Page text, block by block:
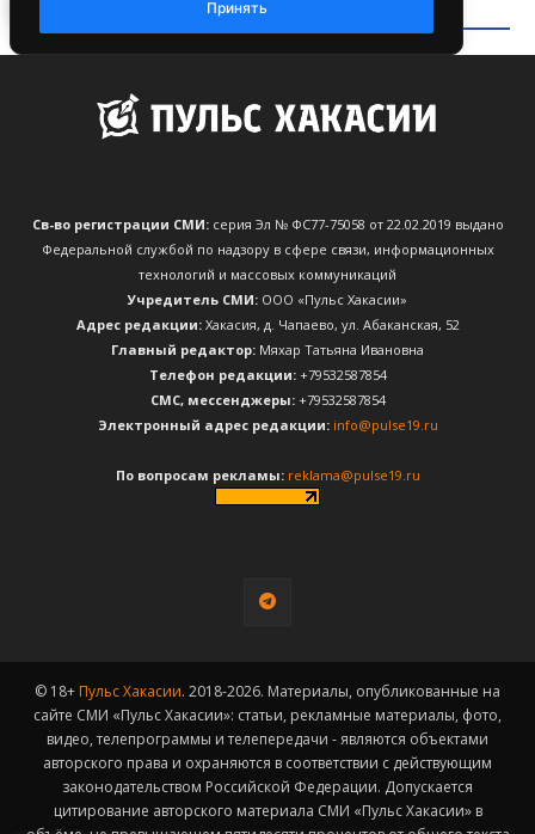
Св-во регистрации СМИ:серия Эл № ФС77-75058 от 22.02.2019 выдано
Федеральной службой по надзору в сфере связи, информационных
технологий и массовых коммуникаций
Учредитель СМИ: ООО «Пульс Хакасии»
Адрес редакции:Хакасия, д. Чапаево, ул. Абаканская, 52
Главный редактор: Мяхар Татьяна Ивановна
Телефон редакции:+79532587854
CМС, мессенджеры:+79532587854
Электронный адрес редакции: info@pulse19.ru
По вопросам рекламы: reklama@pulse19.ru
© 18+ Пульс Хакасии. 2018-2026. Материалы, опубликованные на
сайте СМИ «Пульс Хакасии»: статьи, рекламные материалы, фото,
видео, телепрограммы и телепередачи - являются объектами
авторского права и охраняются в соответствии с действующим
законодательством Российской Федерации. Допускается
цитирование авторского материала СМИ «Пульс Хакасии» в